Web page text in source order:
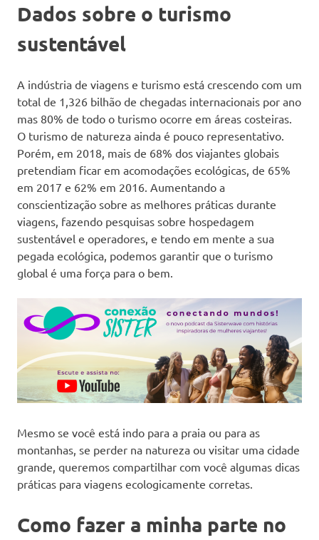
Dados sobre o turismo
sustentável
A indústria de viagens e turismo está crescendo com um
total de 1,326 bilhão de chegadas internacionais por ano
mas 80% de todo o turismo ocorre em áreas costeiras.
O turismo de natureza ainda é pouco representativo.
Porém, em 2018, mais de 68% dos viajantes globais
pretendiam ficar em acomodações ecológicas, de 65%
em 2017 e 62% em 2016. Aumentando a
conscientização sobre as melhores práticas durante
viagens, fazendo pesquisas sobre hospedagem
sustentável e operadores, e tendo em mente a sua
pegada ecológica, podemos garantir que o turismo
global é uma força para o bem.
Mesmo se você está indo para a praia ou para as
montanhas, se perder na natureza ou visitar uma cidade
grande, queremos compartilhar com você algumas dicas
práticas para viagens ecologicamente corretas.
Como fazer a minha parte no